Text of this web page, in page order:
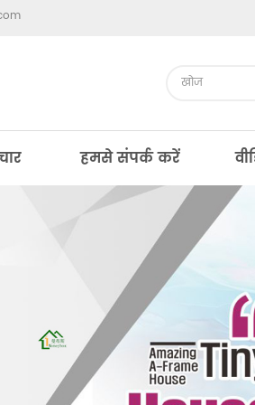
हमसे संपर्क करें